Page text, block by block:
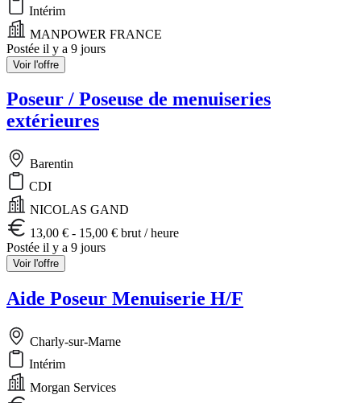
Intérim
MANPOWER FRANCE
Postée il y a 9 jours
Voir l'offre
Poseur / Poseuse de menuiseries
extérieures
Barentin
CDI
NICOLAS GAND
13,00 € - 15,00 € brut / heure
Postée il y a 9 jours
Voir l'offre
Aide Poseur Menuiserie H/F
Charly-sur-Marne
Intérim
Morgan Services